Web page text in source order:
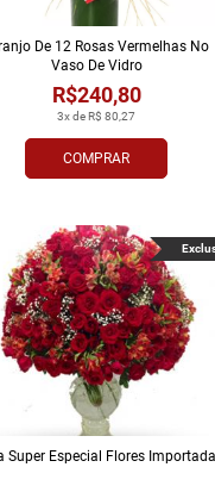
COMPRAR
3x de R$ 80,27
R$240,80
De 12 Rosas Vermelhas No
Vaso De Vidro
Super Especial Flores